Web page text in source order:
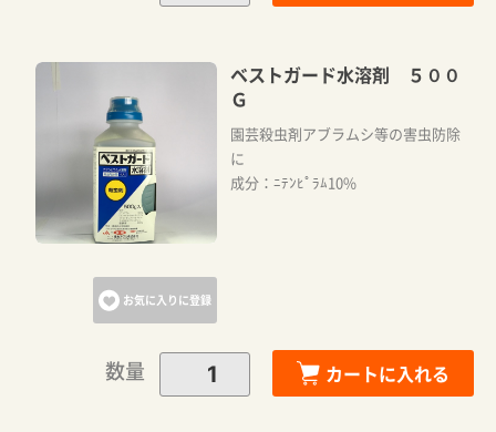
お気に入りに登録
ベストガード水溶剤 ５００
Ｇ
園芸殺虫剤アブラムシ等の害虫防除
に
成分：ﾆﾃﾝﾋﾟﾗﾑ10%
数量 カートに入れる